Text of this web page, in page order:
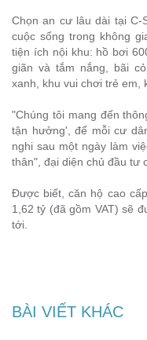
Chọn an cư lâu dài tại C-
cuộc sống trong không
tiện ích nội khu: hồ bơi
giãn và tắm nắng, bãi
xanh, khu vui chơi trẻ em,
"Chúng tôi mang đến
tận hưởng', để mỗi cư
nghi sau một ngày làm
thân", đại diện chủ đầu tư
Được biết, căn hộ cao
1,62 tỷ (đã gồm VAT) sẽ
tới.
BÀI VIẾT KHÁC